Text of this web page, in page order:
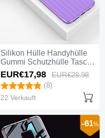
Silikon Hülle Handyhülle
Gummi Schutzhülle Tasche
Line C01 für Huawei Mate
20 Violett
EUR€17,98 EUR€28,98
(8)
22 Verkauft
-61%